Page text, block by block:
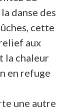
la danse des
cette
aux
la chaleur
en refuge
une autre